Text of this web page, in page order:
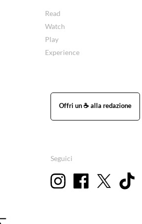
Read
Watch
Play
Experience
Seguici